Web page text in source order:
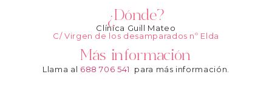
¿Dónde?
Clínica Guill Mateo
C/ Virgen de los desamparados nº Elda
Más información
Llama al 688 706 541 para más información.